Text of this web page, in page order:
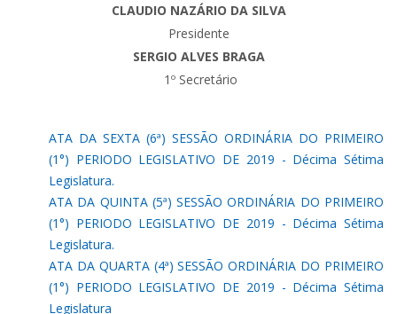
CLAUDIO NAZÁRIO DA SILVA
Presidente
SERGIO ALVES BRAGA
1º Secretário
ATA DA SEXTA (6ª) SESSÃO ORDINÁRIA DO PRIMEIRO
(1°) PERIODO LEGISLATIVO DE 2019 - Décima Sétima
Legislatura.
ATA DA QUINTA (5ª) SESSÃO ORDINÁRIA DO PRIMEIRO
(1°) PERIODO LEGISLATIVO DE 2019 - Décima Sétima
Legislatura.
ATA DA QUARTA (4ª) SESSÃO ORDINÁRIA DO PRIMEIRO
(1°) PERIODO LEGISLATIVO DE 2019 - Décima Sétima
Legislatura